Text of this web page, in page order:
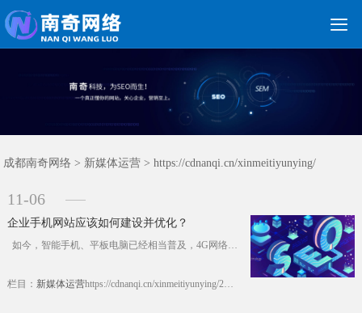

首页
网站建设
网站制作
关键词优化
朋友圈广告
竞价托管
网络营销
网络推广
软件开发
新媒体运营
成都南奇网络 > 新媒体运营 > https://cdnanqi.cn/xinmeitiyunying/
11-06
企业手机网站应该如何建设并优化？
如今，智能手机、平板电脑已经相当普及，4G网络的成熟、和即将来临的5G时代以及无处不在的WiFi网络，都告诉我们移动互联网时代的重要。其实早在2012年上半年手机上网终端就超过了PC终端，但实际上到目前为止，大多数的企业都没有企业手机网站，这将会他们在移动互联网时代失去商机。那么企业手机网站应该如何去建设，建设了手机站又该如何去优化呢?下面南奇网站建设就简单说说，企业手机......https://cdnanqi.cn/xinmeitiyunying/20337.html
栏目： 新媒体运营https://cdnanqi.cn/xinmeitiyunying/20337.html